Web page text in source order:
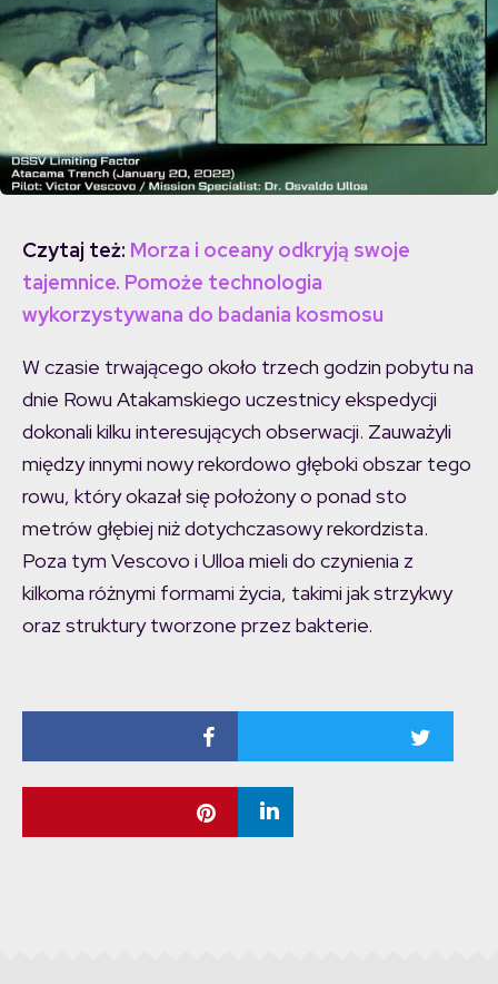
Czytaj też: Morza i oceany odkryją swoje
tajemnice. Pomoże technologia
wykorzystywana do badania kosmosu
W czasie trwającego około trzech godzin pobytu na
dnie Rowu Atakamskiego uczestnicy ekspedycji
dokonali kilku interesujących obserwacji. Zauważyli
między innymi nowy rekordowo głęboki obszar tego
rowu, który okazał się położony o ponad sto
metrów głębiej niż dotychczasowy rekordzista.
Poza tym Vescovo i Ulloa mieli do czynienia z
kilkoma różnymi formami życia, takimi jak strzykwy
oraz struktury tworzone przez bakterie.